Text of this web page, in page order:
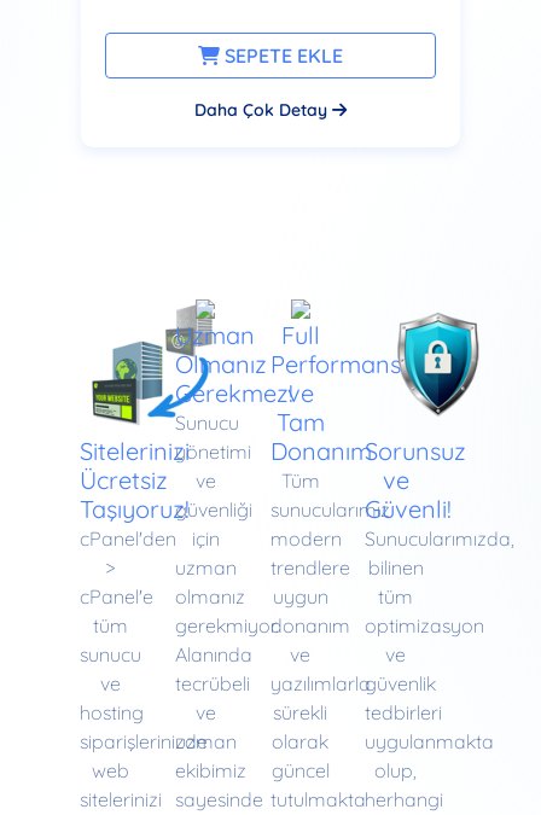
SEPETE EKLE
Daha Çok Detay
Sitelerinizi
Ücretsiz
Taşıyoruz!
cPanel'den
>
cPanel'e
tüm
sunucu
ve
hosting
siparişlerinizde
web
sitelerinizi
Uzman
Olmanız
Gerekmez!
Sunucu
yönetimi
ve
güvenliği
için
uzman
olmanız
gerekmiyor.
Alanında
tecrübeli
ve
uzman
ekibimiz
sayesinde
Full
Performans
ve
Tam
Donanım
Tüm
sunucularımız
modern
trendlere
uygun
donanım
ve
yazılımlarla
sürekli
olarak
güncel
tutulmakta
Sorunsuz
ve
Güvenli!
Sunucularımızda,
bilinen
tüm
optimizasyon
ve
güvenlik
tedbirleri
uygulanmakta
olup,
herhangi